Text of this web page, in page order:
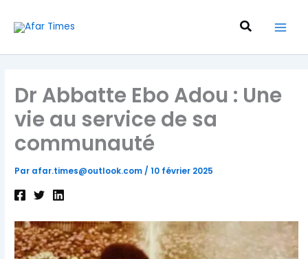
contenu
Dr Abbatte Ebo Adou : Une
vie au service de sa
communauté
Par afar.times@outlook.com /10 février 2025